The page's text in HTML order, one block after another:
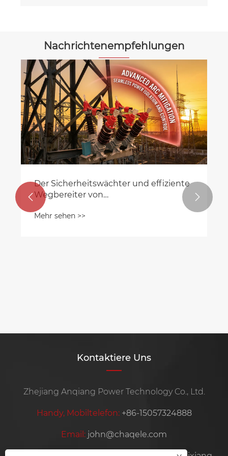
Nachrichtenempfehlungen
Kernsicherheit und effiziente
Ausrüstung im Bereich der
Mittelspannungs-
Mehr sehen >>
 
Kontaktiere Uns
Zhejiang Anqiang Power Technology Co., Ltd.
Handy, Mobiltelefon: +86-15057324888
Email: john@chaqele.com